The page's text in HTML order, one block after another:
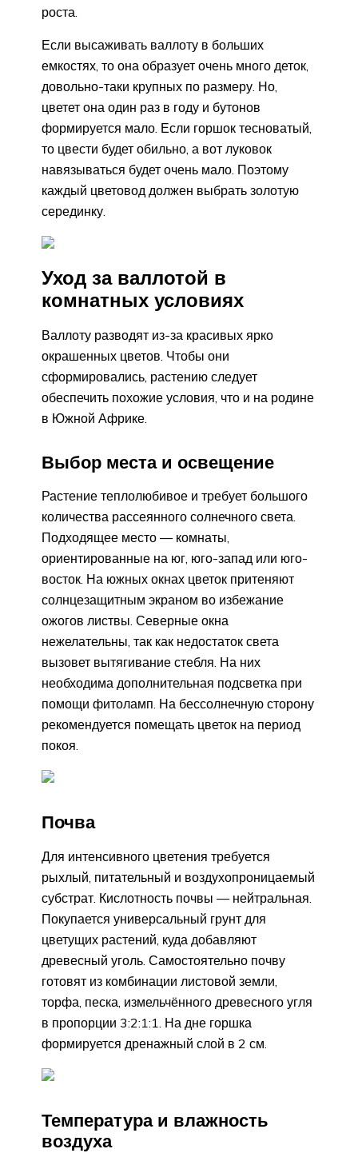
роста.
Если высаживать валлоту в больших
емкостях, то она образует очень много деток,
довольно-таки крупных по размеру. Но,
цветет она один раз в году и бутонов
формируется мало. Если горшок тесноватый,
то цвести будет обильно, а вот луковок
навязываться будет очень мало. Поэтому
каждый цветовод должен выбрать золотую
серединку.
Уход за валлотой в
комнатных условиях
Валлоту разводят из-за красивых ярко
окрашенных цветов. Чтобы они
сформировались, растению следует
обеспечить похожие условия, что и на родине
в Южной Африке.
Выбор места и освещение
Растение теплолюбивое и требует большого
количества рассеянного солнечного света.
Подходящее место — комнаты,
ориентированные на юг, юго-запад или юго-
восток. На южных окнах цветок притеняют
солнцезащитным экраном во избежание
ожогов листвы. Северные окна
нежелательны, так как недостаток света
вызовет вытягивание стебля. На них
необходима дополнительная подсветка при
помощи фитоламп. На бессолнечную сторону
рекомендуется помещать цветок на период
покоя.
Почва
Для интенсивного цветения требуется
рыхлый, питательный и воздухопроницаемый
субстрат. Кислотность почвы — нейтральная.
Покупается универсальный грунт для
цветущих растений, куда добавляют
древесный уголь. Самостоятельно почву
готовят из комбинации листовой земли,
торфа, песка, измельчённого древесного угля
в пропорции 3:2:1:1. На дне горшка
формируется дренажный слой в 2 см.
Температура и влажность
воздуха